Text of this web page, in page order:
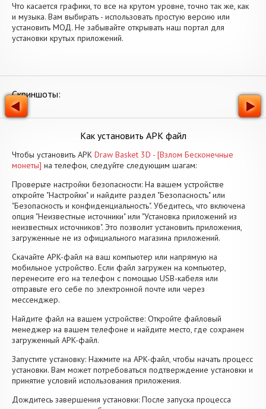
Что касается графики, то все на крутом уровне, точно так же, как
и музыка. Вам выбирать - использовать простую версию или
установить МОД. Не забывайте открывать наш портал для
установки крутых приложений.
Скриншоты:
Как установить APK файл
Чтобы установить APK Draw Basket 3D - [Взлом Бесконечные
монеты] на телефон, следуйте следующим шагам:
Проверьте настройки безопасности: На вашем устройстве
откройте "Настройки" и найдите раздел "Безопасность" или
"Безопасность и конфиденциальность". Убедитесь, что включена
опция "Неизвестные источники" или "Установка приложений из
неизвестных источников". Это позволит установить приложения,
загруженные не из официального магазина приложений.
Скачайте APK-файл на ваш компьютер или напрямую на
мобильное устройство. Если файл загружен на компьютер,
перенесите его на телефон с помощью USB-кабеля или
отправьте его себе по электронной почте или через
мессенджер.
Найдите файл на вашем устройстве: Откройте файловый
менеджер на вашем телефоне и найдите место, где сохранен
загруженный APK-файл.
Запустите установку: Нажмите на APK-файл, чтобы начать процесс
установки. Вам может потребоваться подтверждение установки и
принятие условий использования приложения.
Дождитесь завершения установки: После запуска процесса